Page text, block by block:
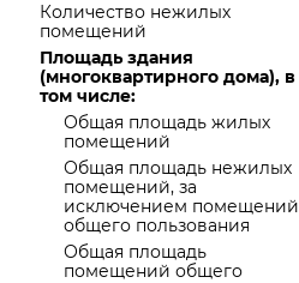
Количество нежилых
помещений
Площадь здания
(многоквартирного дома), в
том числе:
Общая площадь жилых
помещений
Общая площадь нежилых
помещений, за
исключением помещений
общего пользования
Общая площадь
помещений общего